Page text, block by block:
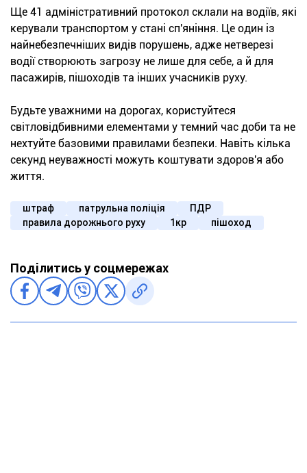
Ще 41 адміністративний протокол склали на водіїв, які
керували транспортом у стані сп'яніння. Це один із
найнебезпечніших видів порушень, адже нетверезі
водії створюють загрозу не лише для себе, а й для
пасажирів, пішоходів та інших учасників руху.
Будьте уважними на дорогах, користуйтеся
світловідбивними елементами у темний час доби та не
нехтуйте базовими правилами безпеки. Навіть кілька
секунд неуважності можуть коштувати здоров'я або
життя.
штраф патрульна поліція
ПДР
правила дорожнього руху
1кр пішоход
Поділитись у соцмережах